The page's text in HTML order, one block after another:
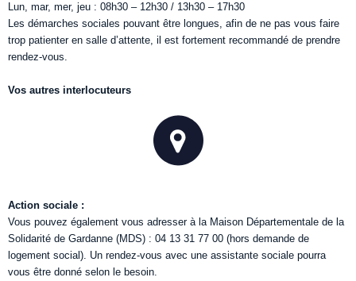
Lun, mar, mer, jeu : 08h30 – 12h30 / 13h30 – 17h30
Les démarches sociales pouvant être longues, afin de ne pas vous faire
trop patienter en salle d’attente, il est fortement recommandé de prendre
rendez-vous.
Vos autres interlocuteurs
Action sociale :
Vous pouvez également vous adresser à la Maison Départementale de la
Solidarité de Gardanne (MDS) : 04 13 31 77 00 (hors demande de
logement social). Un rendez-vous avec une assistante sociale pourra
vous être donné selon le besoin.